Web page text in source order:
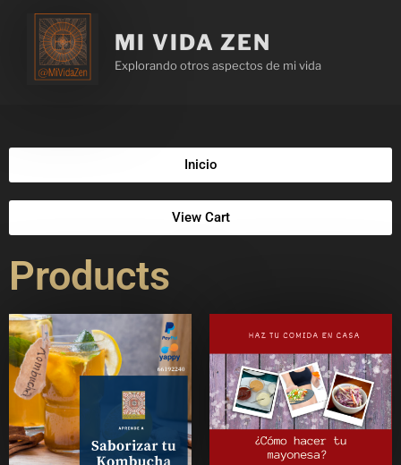
MI VIDA ZEN
Explorando otros aspectos de mi vida
Inicio
View Cart
Products